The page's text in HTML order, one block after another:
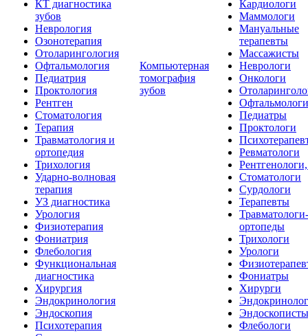
КТ диагностика
зубов
Неврология
Озонотерапия
Отоларингология
Офтальмология
Педиатрия
Проктология
Рентген
Стоматология
Терапия
Травматология и
ортопедия
Трихология
Ударно-волновая
терапия
УЗ диагностика
Урология
Физиотерапия
Фониатрия
Флебология
Функциональная
диагностика
Хирургия
Эндокринология
Эндоскопия
Психотерапия
Компьютерная
томография
зубов
Кардиологи
Маммологи
Мануальные
терапевты
Массажисты
Неврологи
Онкологи
Офтальмологи
Педиатры
Проктологи
Ревматологи
Стоматологи
Сурдологи
Терапевты
Травматологи-
ортопеды
Трихологи
Урологи
Фониатры
Хирурги
Эндоскописты
Флебологи